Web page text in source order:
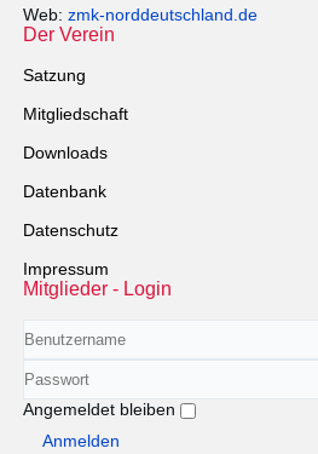
Web: zmk-norddeutschland.de
Der Verein
Satzung
Mitgliedschaft
Downloads
Datenbank
Datenschutz
Impressum
Mitglieder - Login
Benutzername
Passwort
Angemeldet bleiben
Anmelden